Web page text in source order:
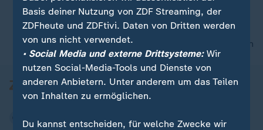
nach oben
Basis deiner Nutzung von ZDF Streaming, der
ZDFheute und ZDFtivi. Daten von Dritten werden
von uns nicht verwendet.
• Social Media und externe Drittsysteme:Wir
nutzen Social-Media-Tools und Dienste von
anderen Anbietern. Unter anderem um das Teilen
von Inhalten zu ermöglichen.
Du kannst entscheiden, für welche Zwecke wir